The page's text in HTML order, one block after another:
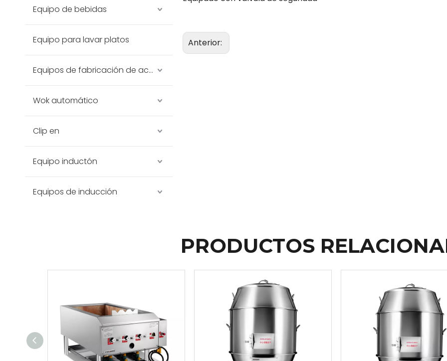
Equipo de bebidas
Equipo para lavar platos
Equipos de fabricación de acero inoxidable
Wok automático
Clip en
Equipo inductón
Equipos de inducción
Anterior:
PRODUCTOS